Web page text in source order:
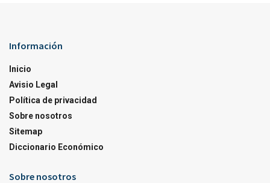
Información
Inicio
Avisio Legal
Política de privacidad
Sobre nosotros
Sitemap
Diccionario Económico
Sobre nosotros